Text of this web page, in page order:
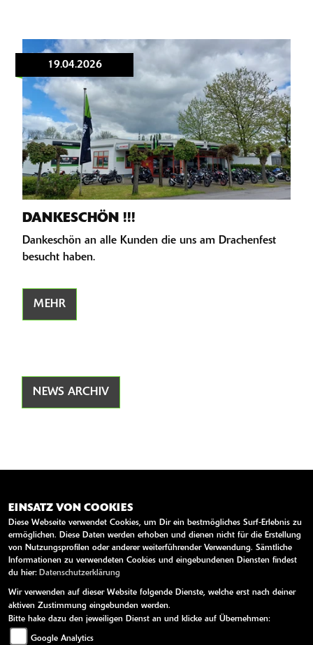
19.04.2026
DANKESCHÖN !!!
Dankeschön an alle Kunden die uns am Drachenfest
besucht haben.
MEHR
NEWS ARCHIV
ANSCHRIFT
WIKO MOTORRAD GMBH
Lindenhorster Str. 42
44147 Dortmund
Deutschland
Telefon:
EINSATZ VON COOKIES
Diese Webseite verwendet Cookies, um Dir ein bestmögliches Surf-Erlebnis zu
ermöglichen. Diese Daten werden erhoben und dienen nicht für die Erstellung
von Nutzungsprofilen oder anderer weiterführender Verwendung. Sämtliche
Informationen zu verwendeten Cookies und eingebundenen Diensten findest
du hier: Datenschutzerklärung
Wir verwenden auf dieser Website folgende Dienste, welche erst nach deiner
aktiven Zustimmung eingebunden werden.
Bitte hake dazu den jeweiligen Dienst an und klicke auf Übernehmen:
Google Analytics